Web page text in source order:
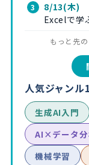
8/13(木)
Excelで学
もっと先
人気ジャンル
生成AI入門
AI×データ
機械学習